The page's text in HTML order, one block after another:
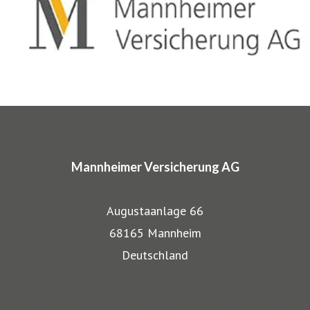
entwickelten wir für Musiker, Galeristen und Juweliere
komplette Absicherungspakete. Diese tragen
gut wieder: Gerade, wenn wertvolle Gegenstände wie
bestehen besondere Gefahren. Die Mitarbeiter der
Mannheimer Versicherung AG
Augustaanlage 66
68165 Mannheim
Deutschland